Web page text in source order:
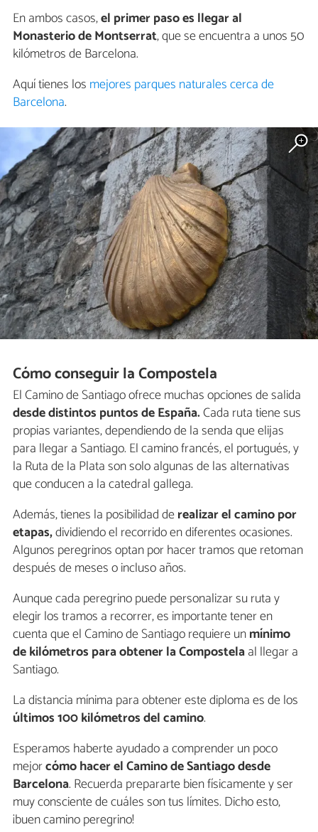
En ambos casos,el primer paso es llegar al
Monasterio de Montserrat, que se encuentra a unos 50
kilómetros de Barcelona.
Aquí tienes los mejores parques naturales cerca de
Barcelona.
Cómo conseguir la Compostela
El Camino de Santiago ofrece muchas opciones de salida
desde distintos puntos de España.Cada ruta tiene sus
propias variantes, dependiendo de la senda que elijas
para llegar a Santiago. El camino francés, el portugués, y
la Ruta de la Plata son solo algunas de las alternativas
que conducen a la catedral gallega.
Además, tienes la posibilidad derealizar el camino por
etapas,dividiendo el recorrido en diferentes ocasiones.
Algunos peregrinos optan por hacer tramos que retoman
después de meses o incluso años.
Aunque cada peregrino puede personalizar su ruta y
elegir los tramos a recorrer, es importante tener en
cuenta que el Camino de Santiago requiere unmínimo
de kilómetros para obtener la Compostelaal llegar a
Santiago.
La distancia mínima para obtener este diploma es de los
últimos 100 kilómetros del camino.
Esperamos haberte ayudado a comprender un poco
mejorcómo hacer el Camino de Santiago desde
Barcelona. Recuerda prepararte bien físicamente y ser
muy consciente de cuáles son tus límites. Dicho esto,
¡buen camino peregrino!